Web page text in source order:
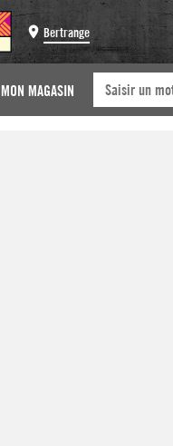
Bertrange
MON MAGASIN